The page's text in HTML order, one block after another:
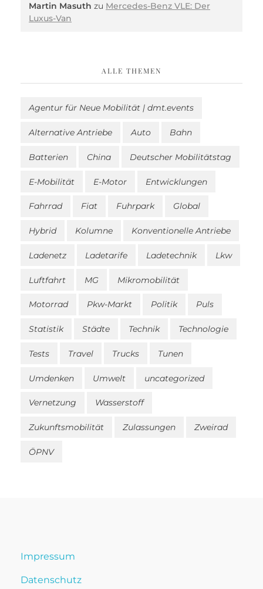
Martin Masuth zu Mercedes-Benz VLE: Der
Luxus-Van
ALLE THEMEN
Agentur für Neue Mobilität | dmt.events
Alternative Antriebe Auto Bahn
Batterien China Deutscher Mobilitätstag
E-Mobilität E-Motor Entwicklungen
Fahrrad Fiat Fuhrpark Global
Hybrid Kolumne Konventionelle Antriebe
Ladenetz Ladetarife Ladetechnik Lkw
Luftfahrt MG Mikromobilität
Motorrad Pkw-Markt Politik Puls
Statistik Städte Technik Technologie
Tests Travel Trucks Tunen
Umdenken Umwelt uncategorized
Vernetzung Wasserstoff
Zukunftsmobilität Zulassungen Zweirad
ÖPNV
Impressum
Datenschutz